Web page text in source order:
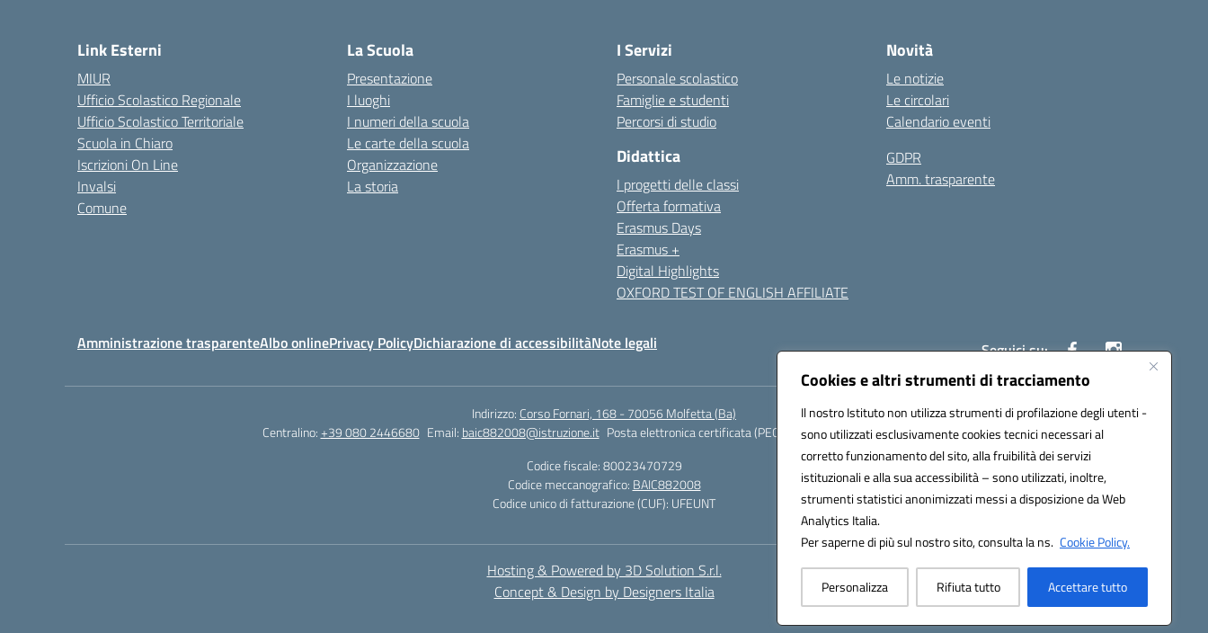
Cookies e altri strumenti di tracciamento
Il nostro Istituto non utilizza strumenti di profilazione degli utenti -
sono utilizzati esclusivamente cookies tecnici necessari al
corretto funzionamento del sito, alla fruibilità dei servizi
istituzionali e alla sua accessibilità – sono utilizzati, inoltre,
strumenti statistici anonimizzati messi a disposizione da Web
Analytics Italia.
Per saperne di più sul nostro sito, consulta la ns. Cookie Policy.
Personalizza Rifiuta tutto Accettare tutto
Link Esterni
MIUR
Ufficio Scolastico Regionale
Ufficio Scolastico Territoriale
Scuola in Chiaro
Iscrizioni On Line
Invalsi
Comune
La Scuola
Presentazione
I luoghi
I numeri della scuola
Le carte della scuola
Organizzazione
La storia
I Servizi
Personale scolastico
Famiglie e studenti
Percorsi di studio
Didattica
I progetti delle classi
Offerta formativa
Erasmus Days
Erasmus +
Digital Highlights
OXFORD TEST OF ENGLISH AFFILIATE
Novità
Le notizie
Le circolari
Calendario eventi
GDPR
Amm. trasparente
Amministrazione trasparenteAlbo onlinePrivacy PolicyDichiarazione di accessibilitàNote legali Seguici su:
Indirizzo: Corso Fornari, 168 - 70056 Molfetta (Ba)
Centralino:+39 080 2446680 Email: baic882008@istruzione.it Posta elettronica certificata (PEC):
baic882008@pec.istruzione.it
Codice fiscale: 80023470729
Codice meccanografico: BAIC882008
Codice unico di fatturazione (CUF): UFEUNT
Hosting & Powered by 3D Solution S.r.l.
Concept & Design by Designers Italia